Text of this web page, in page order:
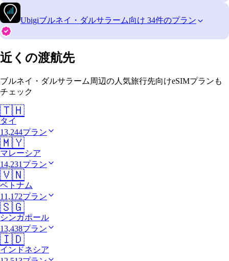
Ubigiブルネイ・ダルサラーム向け 34件のプラン
近くの渡航先
ブルネイ・ダルサラーム周辺の人気旅行先向けeSIMプランも
チェック
🇹🇭
タイ
13,244プラン
🇲🇾
マレーシア
14,231プラン
🇻🇳
ベトナム
11,172プラン
🇸🇬
シンガポール
13,438プラン
🇮🇩
インドネシア